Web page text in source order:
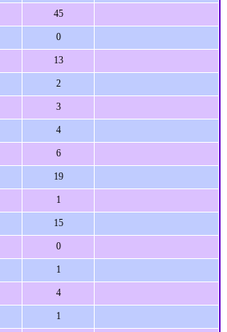
45
0
13
2
3
4
6
19
1
15
0
1
4
1